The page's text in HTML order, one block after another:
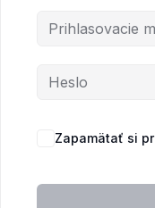
Zapamätať si